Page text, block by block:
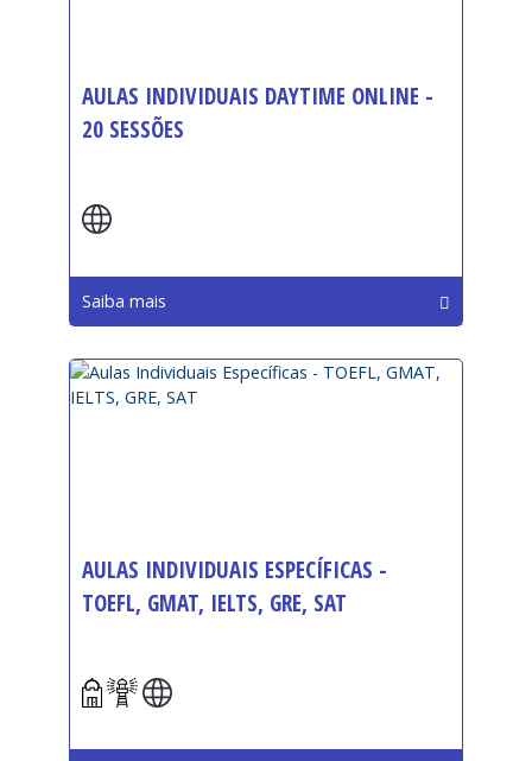
AULAS INDIVIDUAIS DAYTIME ONLINE -
20 SESSÕES
Saiba mais
AULAS INDIVIDUAIS ESPECÍFICAS -
TOEFL, GMAT, IELTS, GRE, SAT